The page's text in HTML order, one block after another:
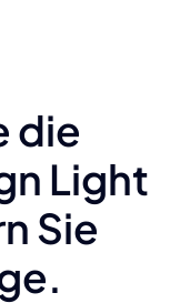
die
Light
Sie